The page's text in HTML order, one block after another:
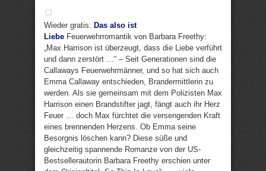
Wieder gratis: Das also ist
Liebe Feuerwehrromantik von Barbara Freethy:
„Max Harrison ist überzeugt, dass die Liebe verführt
und dann zerstört …“ – Seit Generationen sind die
Callaways Feuerwehrmänner, und so hat sich auch
Emma Callaway entschieden, Brandermittlerin zu
werden. Als sie gemeinsam mit dem Polizisten Max
Harrison einen Brandstifter jagt, fängt auch ihr Herz
Feuer … doch Max fürchtet die versengenden Kraft
eines brennenden Herzens. Ob Emma seine
Besorgnis löschen kann? Diese süße und
gleichzeitig spannende Romanze von der US-
Bestsellerautorin Barbara Freethy erschien unter